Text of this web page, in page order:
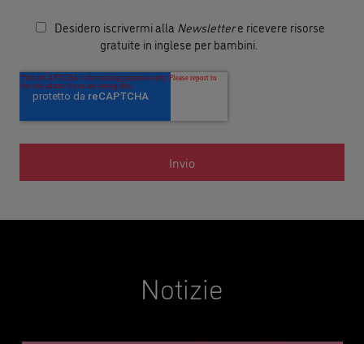
Desidero iscrivermi alla Newslettere ricevere risorse
gratuite in inglese per bambini.
Notizie